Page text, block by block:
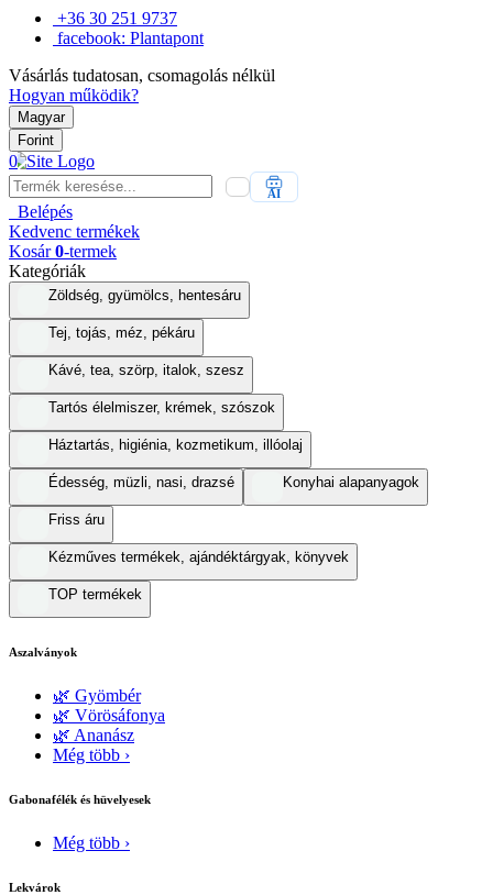
+36 30 251 9737
facebook: Plantapont
Vásárlás tudatosan, csomagolás nélkül
Hogyan működik?
Magyar
Forint
0
AI
Belépés
Kedvenc termékek
Kosár 0-termek
Kategóriák
Zöldség, gyümölcs, hentesáru
Tej, tojás, méz, pékáru
Kávé, tea, szörp, italok, szesz
Tartós élelmiszer, krémek, szószok
Háztartás, higiénia, kozmetikum, illóolaj
Édesség, müzli, nasi, drazsé Konyhai alapanyagok
Friss áru
Kézműves termékek, ajándéktárgyak, könyvek
TOP termékek
Aszalványok
🌿 Gyömbér
🌿 Vörösáfonya
🌿 Ananász
Még több ›
Gabonafélék és hüvelyesek
Még több ›
Lekvárok